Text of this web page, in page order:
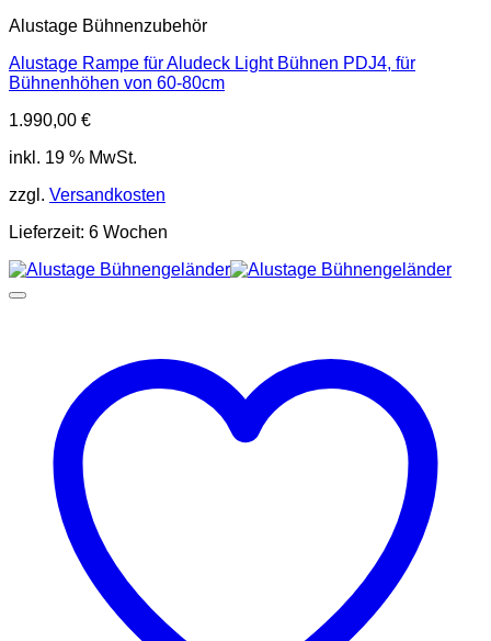
Alustage Bühnenzubehör
Alustage Rampe für Aludeck Light Bühnen PDJ4, für
Bühnenhöhen von 60-80cm
1.990,00 €
inkl. 19 % MwSt.
zzgl. Versandkosten
Lieferzeit: 6 Wochen